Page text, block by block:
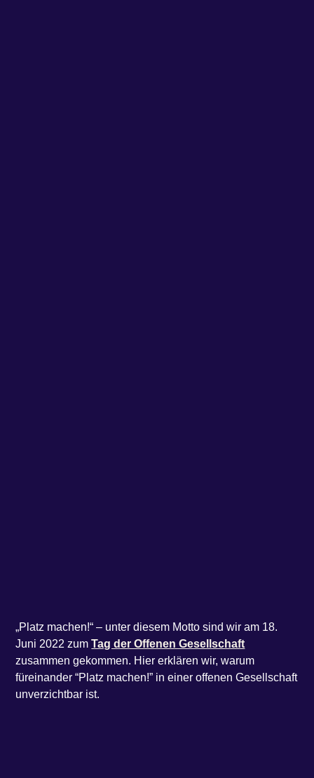
„Platz machen!“ – unter diesem Motto sind wir am 18.
Juni 2022 zumTag der Offenen Gesellschaft
zusammen gekommen. Hier erklären wir, warum
füreinander “Platz machen!” in einer offenen Gesellschaft
unverzichtbar ist.